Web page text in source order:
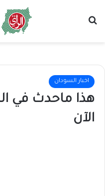
اخبار السودان
هذا ماحدث في
الآن